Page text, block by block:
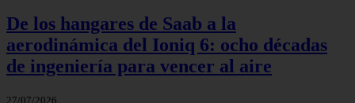
De los hangares de Saab a la
aerodinámica del Ioniq 6: ocho décadas
de ingeniería para vencer al aire
27/07/2026